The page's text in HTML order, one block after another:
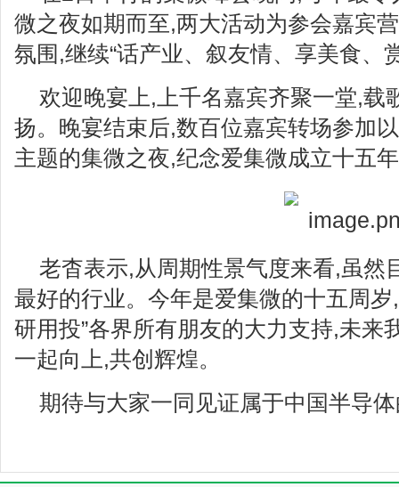
微之夜如期而至,两大活动为参会嘉宾
氛围,继续“话产业、叙友情、享美食、
欢迎晚宴上,上千名嘉宾齐聚一堂,载
扬。晚宴结束后,数百位嘉宾转场参加
主题的集微之夜,纪念爱集微成立十五
老杳表示,从周期性景气度来看,虽然
最好的行业。今年是爱集微的十五周岁
研用投”各界所有朋友的大力支持,未来
一起向上,共创辉煌。
期待与大家一同见证属于中国半导